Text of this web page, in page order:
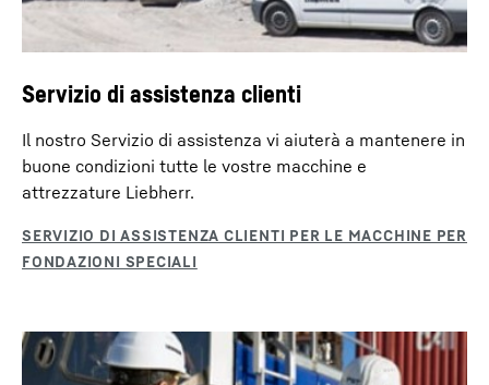
Servizio di assistenza clienti
Il nostro Servizio di assistenza vi aiuterà a mantenere in
buone condizioni tutte le vostre macchine e
attrezzature Liebherr.